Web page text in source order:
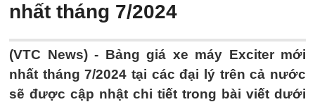
nhất tháng 7/2024
(VTC News) - Bảng giá xe máy Exciter mới
nhất tháng 7/2024 tại các đại lý trên cả nước
sẽ được cập nhật chi tiết trong bài viết dưới